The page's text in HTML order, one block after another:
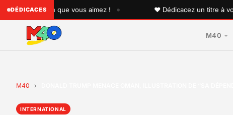
DÉDICACES
quelqu'un que vous aimez ! • ♥ Dédicacez un titre à vos
M40
M40 ›
INTERNATIONAL